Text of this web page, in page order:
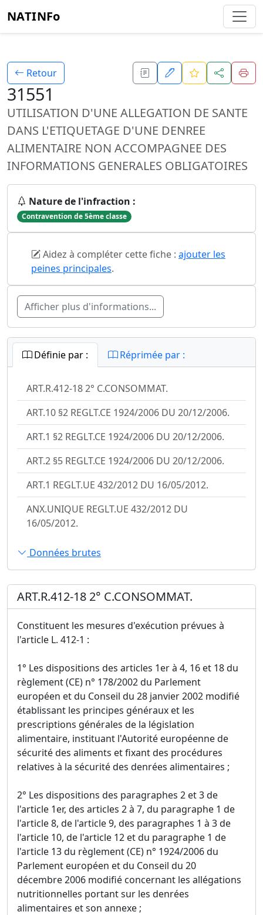
NATINFo
Retour
31551
UTILISATION D'UNE ALLEGATION DE SANTE
DANS L'ETIQUETAGE D'UNE DENREE
ALIMENTAIRE NON ACCOMPAGNEE DES
INFORMATIONS GENERALES OBLIGATOIRES
Nature de l'infraction :
Contravention de 5ème classe
Aidez à compléter cette fiche : ajouter les
peines principales.
Afficher plus d'informations...
Définie par : Réprimée par :
ART.R.412-18 2° C.CONSOMMAT.
ART.10 §2 REGLT.CE 1924/2006 DU 20/12/2006.
ART.1 §2 REGLT.CE 1924/2006 DU 20/12/2006.
ART.2 §5 REGLT.CE 1924/2006 DU 20/12/2006.
ART.1 REGLT.UE 432/2012 DU 16/05/2012.
ANX.UNIQUE REGLT.UE 432/2012 DU
16/05/2012.
Données brutes
ART.R.412-18 2° C.CONSOMMAT.
Constituent les mesures d'exécution prévues à
l'article L. 412-1 :
1° Les dispositions des articles 1er à 4, 16 et 18 du
règlement (CE) n° 178/2002 du Parlement
européen et du Conseil du 28 janvier 2002 modifié
établissant les principes généraux et les
prescriptions générales de la législation
alimentaire, instituant l'Autorité européenne de
sécurité des aliments et fixant des procédures
relatives à la sécurité des denrées alimentaires ;
2° Les dispositions des paragraphes 2 et 3 de
l'article 1er, des articles 2 à 7, du paragraphe 1 de
l'article 8, de l'article 9, des paragraphes 1 à 3 de
l'article 10, de l'article 12 et du paragraphe 1 de
l'article 13 du règlement (CE) n° 1924/2006 du
Parlement européen et du Conseil du 20
décembre 2006 modifié concernant les allégations
nutritionnelles portant sur les denrées
alimentaires et son annexe ;